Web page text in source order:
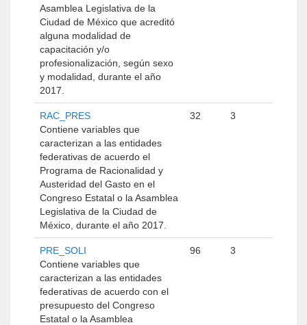
Asamblea Legislativa de la
Ciudad de México que acreditó
alguna modalidad de
capacitación y/o
profesionalización, según sexo
y modalidad, durante el año
2017.
RAC_PRES
Contiene variables que
caracterizan a las entidades
federativas de acuerdo el
Programa de Racionalidad y
Austeridad del Gasto en el
Congreso Estatal o la Asamblea
Legislativa de la Ciudad de
México, durante el año 2017.
32 3
PRE_SOLI
Contiene variables que
caracterizan a las entidades
federativas de acuerdo con el
presupuesto del Congreso
Estatal o la Asamblea
96 3